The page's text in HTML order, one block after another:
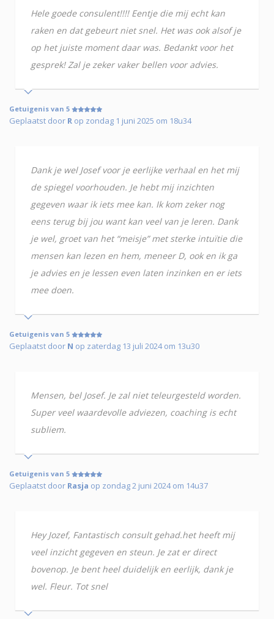
Hele goede consulent!!!! Eentje die mij echt kan
raken en dat gebeurt niet snel. Het was ook alsof je
op het juiste moment daar was. Bedankt voor het
gesprek! Zal je zeker vaker bellen voor advies.
Getuigenis van 5
Geplaatst door R op zondag 1 juni 2025 om 18u34
Dank je wel Josef voor je eerlijke verhaal en het mij
de spiegel voorhouden. Je hebt mij inzichten
gegeven waar ik iets mee kan. Ik kom zeker nog
eens terug bij jou want kan veel van je leren. Dank
je wel, groet van het “meisje” met sterke intuïtie die
mensen kan lezen en hem, meneer D, ook en ik ga
je advies en je lessen even laten inzinken en er iets
mee doen.
Getuigenis van 5
Geplaatst door N op zaterdag 13 juli 2024 om 13u30
Mensen, bel Josef. Je zal niet teleurgesteld worden.
Super veel waardevolle adviezen, coaching is echt
subliem.
Getuigenis van 5
Geplaatst door Rasja op zondag 2 juni 2024 om 14u37
Hey Jozef, Fantastisch consult gehad.het heeft mij
veel inzicht gegeven en steun. Je zat er direct
bovenop. Je bent heel duidelijk en eerlijk, dank je
wel. Fleur. Tot snel